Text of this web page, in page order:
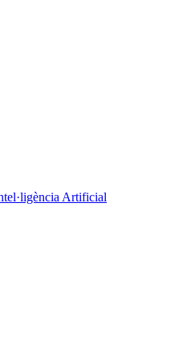
Artificial